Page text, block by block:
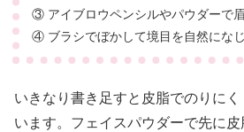
③ アイブロウペンシルやパウダーで
④ ブラシでぼかして境目を自然にな
いきなり書き足すと皮脂でのりに
います。フェイスパウダーで先に皮